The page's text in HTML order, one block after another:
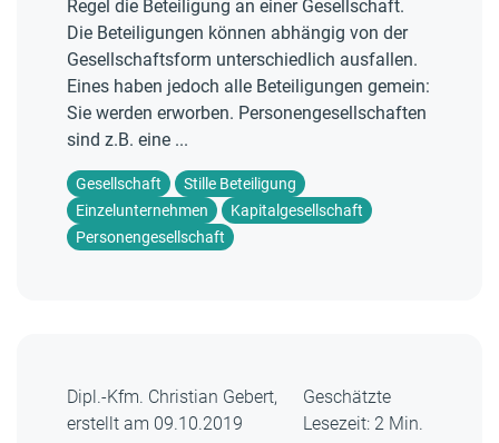
Regel die Beteiligung an einer Gesellschaft.
Die Beteiligungen können abhängig von der
Gesellschaftsform unterschiedlich ausfallen.
Eines haben jedoch alle Beteiligungen gemein:
Sie werden erworben. Personengesellschaften
sind z.B. eine ...
Gesellschaft
Stille Beteiligung
Einzelunternehmen
Kapitalgesellschaft
Personengesellschaft
Dipl.-Kfm. Christian Gebert,
erstellt am 09.10.2019
Geschätzte
Lesezeit: 2 Min.